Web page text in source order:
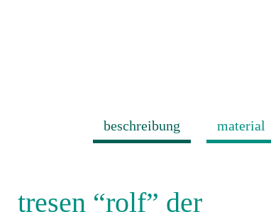
beschreibung material
tresen “rolf” der